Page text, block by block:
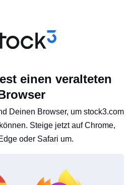
einen veralteten
Deinen Browser, um stock3.com
Steige jetzt auf Chrome,
oder Safari um.